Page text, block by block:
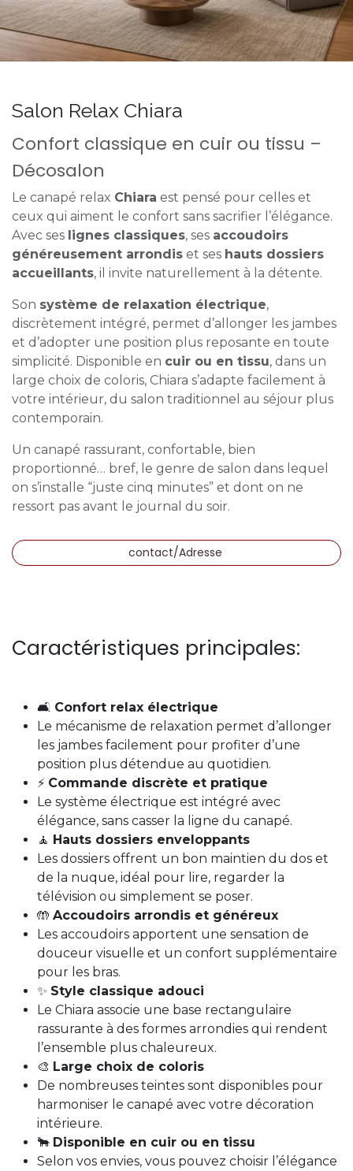
Salon Relax Chiara
Confort classique en cuir ou tissu –
Décosalon
Le canapé relax Chiara est pensé pour celles et
ceux qui aiment le confort sans sacrifier l’élégance.
Avec ses lignes classiques, ses accoudoirs
généreusement arrondis et ses hauts dossiers
accueillants, il invite naturellement à la détente.
Son système de relaxation électrique,
discrètement intégré, permet d’allonger les jambes
et d’adopter une position plus reposante en toute
simplicité. Disponible en cuir ou en tissu, dans un
large choix de coloris, Chiara s’adapte facilement à
votre intérieur, du salon traditionnel au séjour plus
contemporain.
Un canapé rassurant, confortable, bien
proportionné… bref, le genre de salon dans lequel
on s’installe “juste cinq minutes” et dont on ne
ressort pas avant le journal du soir.
contact/Adresse
Caractéristiques principales:
🛋️ Confort relax électrique
Le mécanisme de relaxation permet d’allonger
les jambes facilement pour profiter d’une
position plus détendue au quotidien.
⚡ Commande discrète et pratique
Le système électrique est intégré avec
élégance, sans casser la ligne du canapé.
🧘 Hauts dossiers enveloppants
Les dossiers offrent un bon maintien du dos et
de la nuque, idéal pour lire, regarder la
télévision ou simplement se poser.
🤲 Accoudoirs arrondis et généreux
Les accoudoirs apportent une sensation de
douceur visuelle et un confort supplémentaire
pour les bras.
✨ Style classique adouci
Le Chiara associe une base rectangulaire
rassurante à des formes arrondies qui rendent
l’ensemble plus chaleureux.
🎨 Large choix de coloris
De nombreuses teintes sont disponibles pour
harmoniser le canapé avec votre décoration
intérieure.
🐂 Disponible en cuir ou en tissu
Selon vos envies, vous pouvez choisir l’élégance